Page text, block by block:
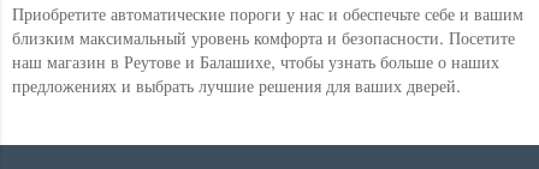
Приобретите автоматические пороги у нас и обеспечьте себе и вашим
близким максимальный уровень комфорта и безопасности. Посетите
наш магазин в Реутове и Балашихе, чтобы узнать больше о наших
предложениях и выбрать лучшие решения для ваших дверей.